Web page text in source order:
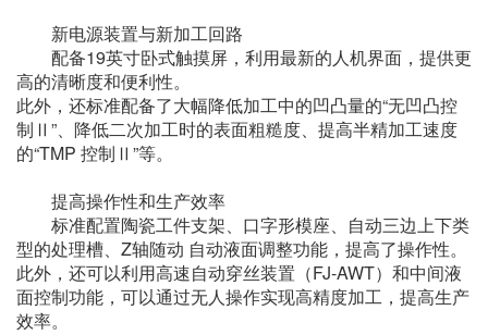
新电源装置与新加工回路
配备19英寸卧式触摸屏，利用最新的人机界面，提供更
高的清晰度和便利性。
此外，还标准配备了大幅降低加工中的凹凸量的“无凹凸控
制Ⅱ”、降低二次加工时的表面粗糙度、提高半精加工速度
的“TMP 控制Ⅱ”等。
提高操作性和生产效率
标准配置陶瓷工件支架、口字形模座、自动三边上下类
型的处理槽、Z轴随动 自动液面调整功能，提高了操作性。
此外，还可以利用高速自动穿丝装置（FJ-AWT）和中间液
面控制功能，可以通过无人操作实现高精度加工，提高生产
效率。